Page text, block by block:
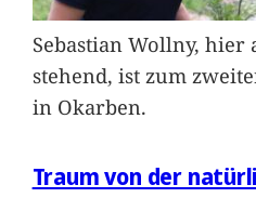
Sebastian Wollny, hier
stehend, ist zum
in Okarben.
Traum von der